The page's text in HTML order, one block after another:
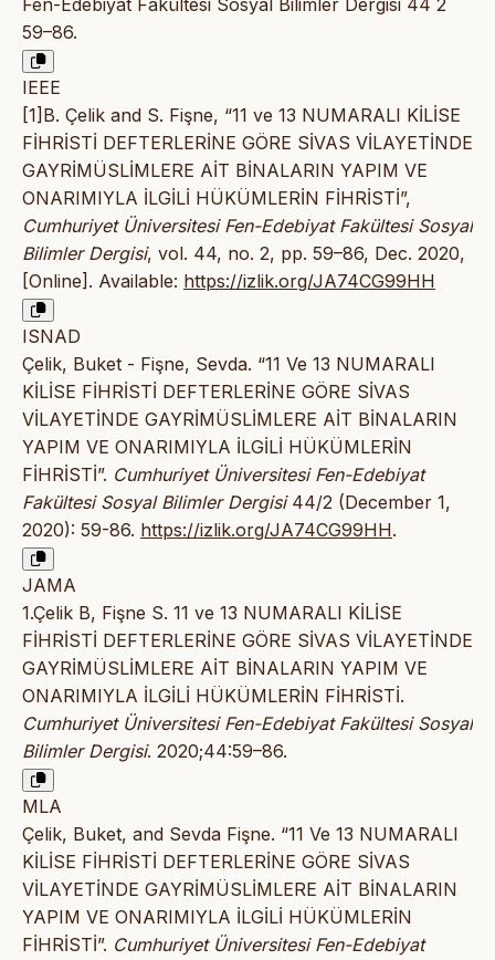
Fen-Edebiyat Fakültesi Sosyal Bilimler Dergisi 44 2
59–86.
IEEE
[1]B. Çelik and S. Fişne, “11 ve 13 NUMARALI KİLİSE
FİHRİSTİ DEFTERLERİNE GÖRE SİVAS VİLAYETİNDE
GAYRİMÜSLİMLERE AİT BİNALARIN YAPIM VE
ONARIMIYLA İLGİLİ HÜKÜMLERİN FİHRİSTİ”,
Cumhuriyet Üniversitesi Fen-Edebiyat Fakültesi Sosyal
Bilimler Dergisi, vol. 44, no. 2, pp. 59–86, Dec. 2020,
[Online]. Available: https://izlik.org/JA74CG99HH
ISNAD
Çelik, Buket - Fişne, Sevda. “11 Ve 13 NUMARALI
KİLİSE FİHRİSTİ DEFTERLERİNE GÖRE SİVAS
VİLAYETİNDE GAYRİMÜSLİMLERE AİT BİNALARIN
YAPIM VE ONARIMIYLA İLGİLİ HÜKÜMLERİN
FİHRİSTİ”. Cumhuriyet Üniversitesi Fen-Edebiyat
Fakültesi Sosyal Bilimler Dergisi44/2 (December 1,
2020): 59-86. https://izlik.org/JA74CG99HH.
JAMA
1.Çelik B, Fişne S. 11 ve 13 NUMARALI KİLİSE
FİHRİSTİ DEFTERLERİNE GÖRE SİVAS VİLAYETİNDE
GAYRİMÜSLİMLERE AİT BİNALARIN YAPIM VE
ONARIMIYLA İLGİLİ HÜKÜMLERİN FİHRİSTİ.
Cumhuriyet Üniversitesi Fen-Edebiyat Fakültesi Sosyal
Bilimler Dergisi. 2020;44:59–86.
MLA
Çelik, Buket, and Sevda Fişne. “11 Ve 13 NUMARALI
KİLİSE FİHRİSTİ DEFTERLERİNE GÖRE SİVAS
VİLAYETİNDE GAYRİMÜSLİMLERE AİT BİNALARIN
YAPIM VE ONARIMIYLA İLGİLİ HÜKÜMLERİN
FİHRİSTİ”. Cumhuriyet Üniversitesi Fen-Edebiyat